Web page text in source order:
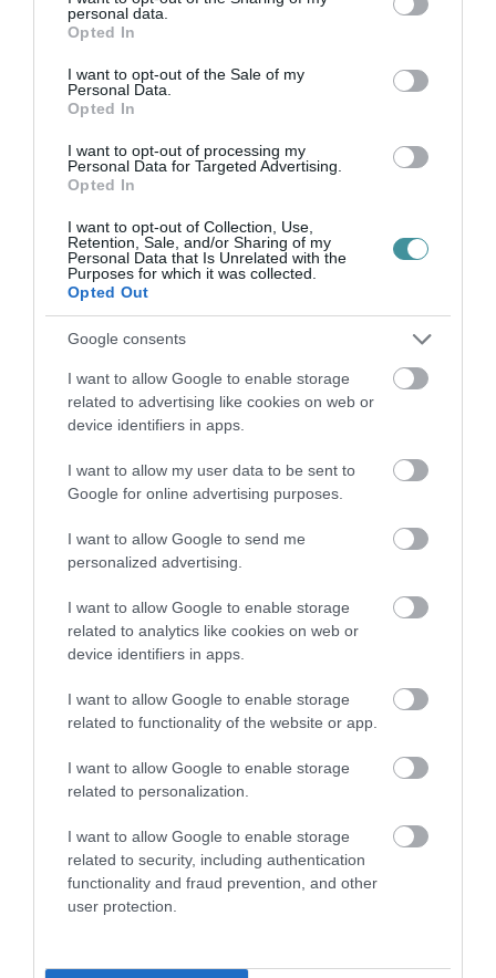
grant or deny consent to Google and its third-party tags to
use your data for below specified purposes in below Google
consent section.
personal data.
Opted In
I want to opt-out of the Sale of my
Personal Data.
Opted In
I want to opt-out of processing my
Personal Data for Targeted Advertising.
Opted In
I want to opt-out of Collection, Use,
Retention, Sale, and/or Sharing of my
Personal Data that Is Unrelated with the
Purposes for which it was collected.
Opted Out
Google consents
I want to allow Google to enable storage
related to advertising like cookies on web or
device identifiers in apps.
I want to allow my user data to be sent to
Google for online advertising purposes.
I want to allow Google to send me
personalized advertising.
I want to allow Google to enable storage
related to analytics like cookies on web or
device identifiers in apps.
I want to allow Google to enable storage
related to functionality of the website or app.
I want to allow Google to enable storage
related to personalization.
I want to allow Google to enable storage
related to security, including authentication
functionality and fraud prevention, and other
user protection.
Legfrissebb híreink
ÚJ MAGYAR KÜLÜGYI STRATÉGIA KÉSZÜL,
2026. augusztus 08|Mindenki ügye
TATA ELBŰVÖLŐ LÁTVÁNYOSSÁGAI,
AMIKÉRT ÉRDEMES MEGNÉZNI
TÖBB MINT EGY HÓNAP IS LEHET, MIRE
TELJESEN ÚJRAINDUL A P...
DIGITÁLIS TANULÁS ELŐNYEI
2026. augusztus 07|Promóció
LEÁLLÍTOTT SZOLGÁLTATÁSOK AZ EGRI...
2026. augusztus 07|Eger ügye